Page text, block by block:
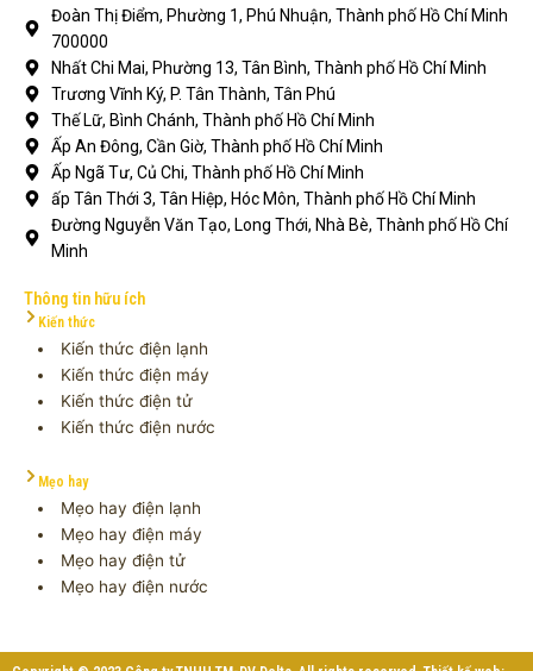
Đoàn Thị Điểm, Phường 1, Phú Nhuận, Thành phố Hồ Chí Minh
700000
Nhất Chi Mai, Phường 13, Tân Bình, Thành phố Hồ Chí Minh
Trương Vĩnh Ký, P. Tân Thành, Tân Phú
Thế Lữ, Bình Chánh, Thành phố Hồ Chí Minh
Ấp An Đông, Cần Giờ, Thành phố Hồ Chí Minh
Ấp Ngã Tư, Củ Chi, Thành phố Hồ Chí Minh
ấp Tân Thới 3, Tân Hiệp, Hóc Môn, Thành phố Hồ Chí Minh
Đường Nguyễn Văn Tạo, Long Thới, Nhà Bè, Thành phố Hồ Chí
Minh
Thông tin hữu ích
Kiến thức
Kiến thức điện lạnh
Kiến thức điện máy
Kiến thức điện tử
Kiến thức điện nước
Mẹo hay
Mẹo hay điện lạnh
Mẹo hay điện máy
Mẹo hay điện tử
Mẹo hay điện nước